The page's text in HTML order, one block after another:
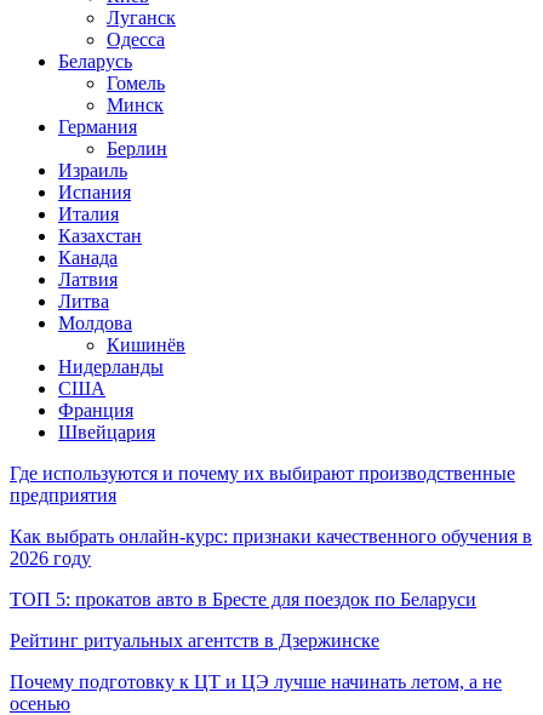
Луганск
Одесса
Беларусь
Гомель
Минск
Германия
Берлин
Израиль
Испания
Италия
Казахстан
Канада
Латвия
Литва
Молдова
Кишинёв
Нидерланды
США
Франция
Швейцария
Где используются и почему их выбирают производственные
предприятия
Как выбрать онлайн-курс: признаки качественного обучения в
2026 году
ТОП 5: прокатов авто в Бресте для поездок по Беларуси
Рейтинг ритуальных агентств в Дзержинске
Почему подготовку к ЦТ и ЦЭ лучше начинать летом, а не
осенью